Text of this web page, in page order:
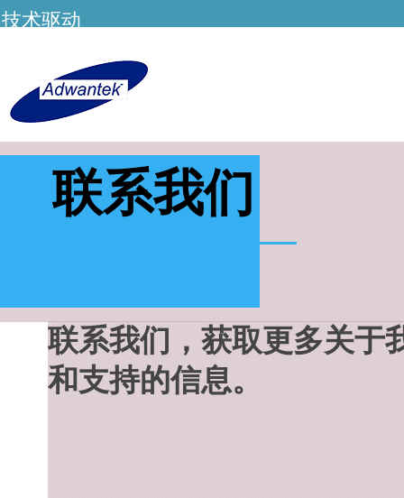
技术驱动
联系我们
联系我们，获取更多关于
和支持的信息。